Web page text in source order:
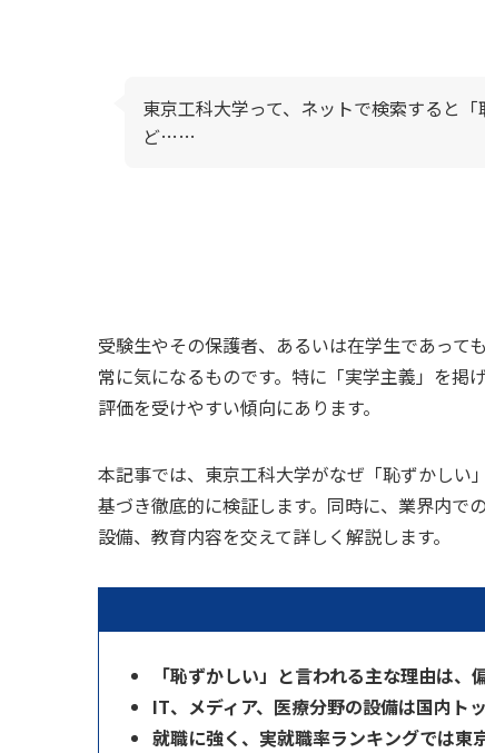
東京工科大学って、ネットで検索すると
ど……
受験生やその保護者、あるいは在学生であって
常に気になるものです。特に「実学主義」を掲
評価を受けやすい傾向にあります。
本記事では、東京工科大学がなぜ「恥ずかしい
基づき徹底的に検証します。同時に、業界内で
設備、教育内容を交えて詳しく解説します。
「恥ずかしい」と言われる主な理由は、
IT、メディア、医療分野の設備は国内ト
就職に強く、実就職率ランキングでは東